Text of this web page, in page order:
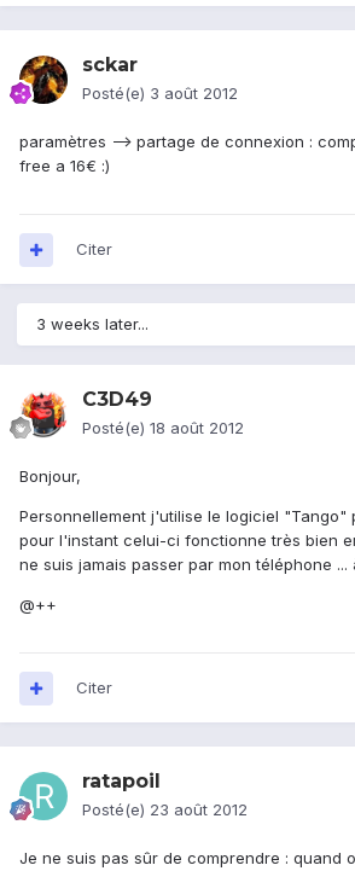
sckar
Posté(e) 3 août 2012
paramètres --> partage de connexion :
free a 16€ :)
Citer
3 weeks later...
C3D49
Posté(e) 18 août 2012
Bonjour,
Personnellement j'utilise le logiciel "Tango"
pour l'instant celui-ci fonctionne très bien
ne suis jamais passer par mon téléphone
@++
Citer
ratapoil
Posté(e) 23 août 2012
Je ne suis pas sûr de comprendre : quand